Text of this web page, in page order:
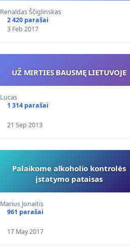
Renaldas Ščiglinskas
2 420 parašai
3 Feb 2017
UŽ MIRTIES BAUSMĘ LIETUVOJE
Lucas
1 314 parašai
21 Sep 2013
Palaikome alkoholio kontrolės
įstatymo pataisas
Marius Jonaitis
961 parašai
17 May 2017